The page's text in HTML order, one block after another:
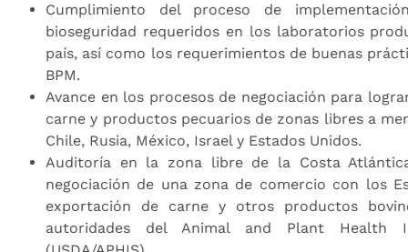
Cumplimiento del proceso de
bioseguridad requeridos en los laboratorios
país, así como los requerimientos de buenas
BPM.
Avance en los procesos de negociación para
carne y productos pecuarios de zonas libres a
Chile, Rusia, México, Israel y Estados Unidos.
Auditoría en la zona libre de la Costa
negociación de una zona de comercio con los
exportación de carne y otros productos
autoridades del Animal and Plant Health